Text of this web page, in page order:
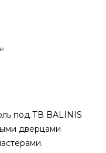
под ТВ BALINIS
дверцами